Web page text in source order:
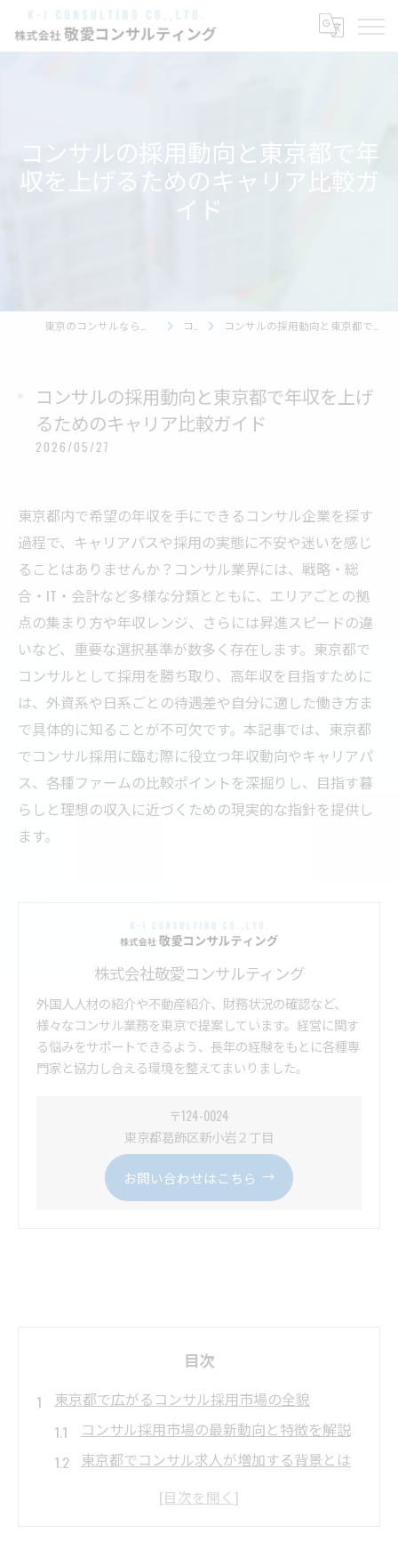
コンサルの採用動向と東京都で年
収を上げるためのキャリア比較ガ
イド
コラム コンサルの採用動向と東京都で年収を上げるためのキャリア比較ガイド
コンサルの採用動向と東京都で年収を上げ
るためのキャリア比較ガイド
2026/05/27
東京都内で希望の年収を手にできるコンサル企業を探す
過程で、キャリアパスや採用の実態に不安や迷いを感じ
ることはありませんか？コンサル業界には、戦略・総
合・IT・会計など多様な分類とともに、エリアごとの拠
点の集まり方や年収レンジ、さらには昇進スピードの違
いなど、重要な選択基準が数多く存在します。東京都で
コンサルとして採用を勝ち取り、高年収を目指すために
は、外資系や日系ごとの待遇差や自分に適した働き方ま
で具体的に知ることが不可欠です。本記事では、東京都
でコンサル採用に臨む際に役立つ年収動向やキャリアパ
ス、各種ファームの比較ポイントを深掘りし、目指す暮
らしと理想の収入に近づくための現実的な指針を提供し
ます。
株式会社敬愛コンサルティング
外国人人材の紹介や不動産紹介、財務状況の確認など、
様々なコンサル業務を東京で提案しています。経営に関す
る悩みをサポートできるよう、長年の経験をもとに各種専
門家と協力し合える環境を整えてまいりました。
〒124-0024
東京都葛飾区新小岩２丁目
お問い合わせはこちら
目次
東京都で広がるコンサル採用市場の全貌
コンサル採用市場の最新動向と特徴を解説
東京都でコンサル求人が増加する背景とは
コンサル業界で求められる人材と採用傾向